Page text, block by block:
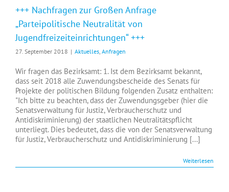
+++ Nachfragen zur Großen Anfrage
„Parteipolitische Neutralität von
Jugendfreizeiteinrichtungen“ +++
27. September 2018 | Aktuelles Anfragen
Wir fragen das Bezirksamt: 1. Ist dem Bezirksamt bekannt,
dass seit 2018 alle Zuwendungsbescheide des Senats für
Projekte der politischen Bildung folgenden Zusatz enthalten:
"Ich bitte zu beachten, dass der Zuwendungsgeber (hier die
Senatsverwaltung für Justiz, Verbraucherschutz und
Antidiskriminierung) der staatlichen Neutralitätspflicht
unterliegt. Dies bedeutet, dass die von der Senatsverwaltung
für Justiz, Verbraucherschutz und Antidiskriminierung [...]
Weiterlesen